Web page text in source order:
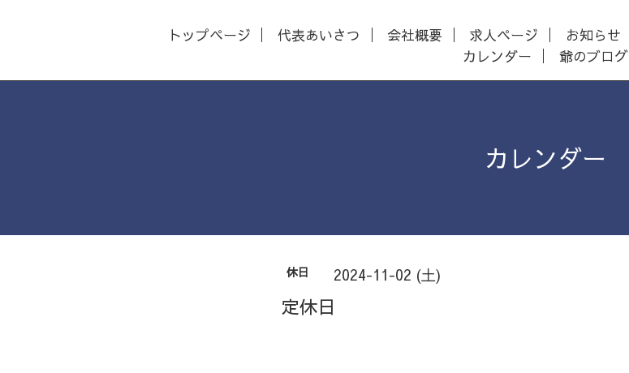
トップページ 代表あいさつ 会社概要 求人ページ お知らせ
カレンダー
爺のブログ
カレンダー
休日 2024-11-02 (土)
定休日